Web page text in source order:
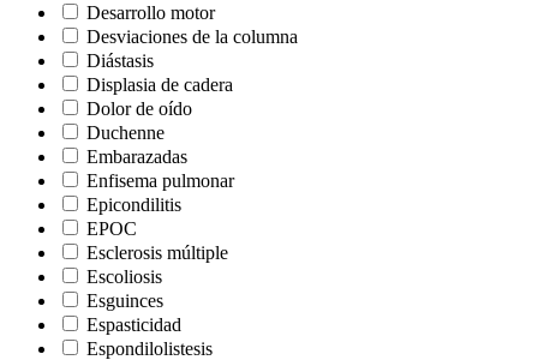
Desarrollo motor
Desviaciones de la columna
Diástasis
Displasia de cadera
Dolor de oído
Duchenne
Embarazadas
Enfisema pulmonar
Epicondilitis
EPOC
Esclerosis múltiple
Escoliosis
Esguinces
Espasticidad
Espondilolistesis